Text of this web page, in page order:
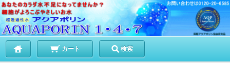
カート 検索